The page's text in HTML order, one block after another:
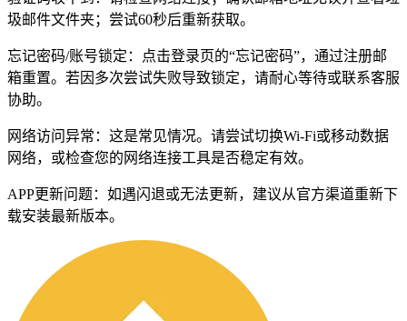
圾邮件文件夹；尝试60秒后重新获取。
忘记密码/账号锁定：点击登录页的“忘记密码”，通过注册邮
箱重置。若因多次尝试失败导致锁定，请耐心等待或联系客服
协助。
网络访问异常：这是常见情况。请尝试切换Wi-Fi或移动数据
网络，或检查您的网络连接工具是否稳定有效。
APP更新问题：如遇闪退或无法更新，建议从官方渠道重新下
载安装最新版本。